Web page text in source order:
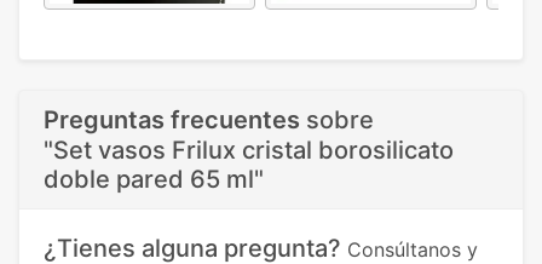
Preguntas frecuentes sobre
"Set vasos Frilux cristal borosilicato
doble pared 65 ml"
¿Tienes alguna pregunta? Consúltanos y